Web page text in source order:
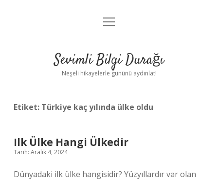
Anasayfa
Yasal Uyarı
menüyü
Sevimli Bilgi Durağı
Neşeli hikayelerle gününü aydınlat!
Etiket: Türkiye kaç yılında ülke oldu
Ilk Ülke Hangi Ülkedir
Tarih: Aralık 4, 2024
Dünyadaki ilk ülke hangisidir? Yüzyıllardır var olan